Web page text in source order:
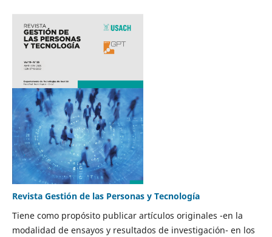
Revista Gestión de las Personas y Tecnología
Tiene como propósito publicar artículos originales -en la
modalidad de ensayos y resultados de investigación- en los